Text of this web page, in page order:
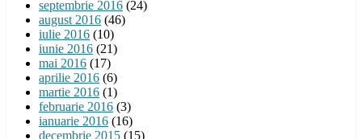
septembrie 2016 (24)
august 2016 (46)
iulie 2016 (10)
iunie 2016 (21)
mai 2016 (17)
aprilie 2016 (6)
martie 2016 (1)
februarie 2016 (3)
ianuarie 2016 (16)
decembrie 2015 (15)